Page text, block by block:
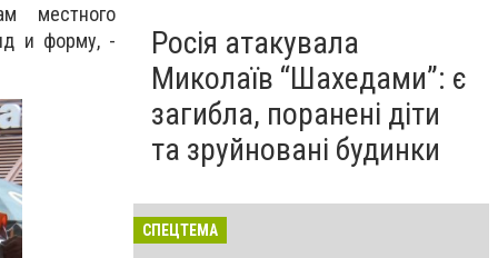
местного
и форму, -
Росія атакувала
Миколаїв “Шахедами”: є
загибла, поранені діти
та зруйновані будинки
СПЕЦТЕМА